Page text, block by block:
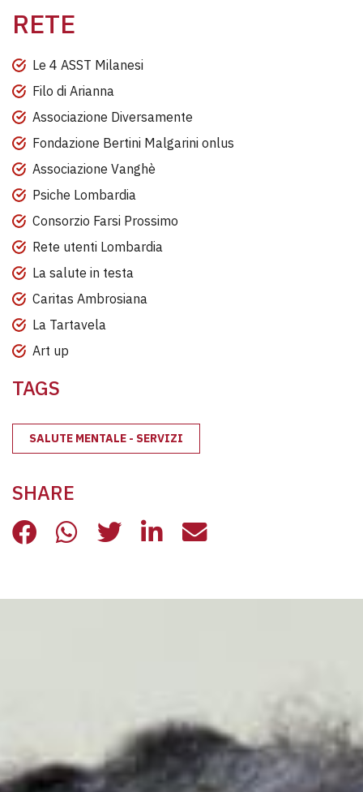
RETE
Le 4 ASST Milanesi
Filo di Arianna
Associazione Diversamente
Fondazione Bertini Malgarini onlus
Associazione Vanghè
Psiche Lombardia
Consorzio Farsi Prossimo
Rete utenti Lombardia
La salute in testa
Caritas Ambrosiana
La Tartavela
Art up
TAGS
SALUTE MENTALE - SERVIZI
SHARE
PROGETTO R3 – INSIEME PER LA
PROGETTO R3 – INSIEME PER
PROGETTO R3 – INSIEME
PROGETTO R3 –
PROGETTO R3 –